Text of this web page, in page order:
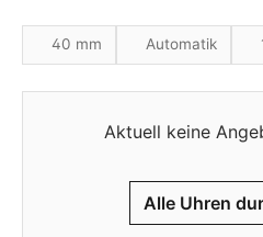
40 mm Automatik
Aktuell keine
Alle Uhren